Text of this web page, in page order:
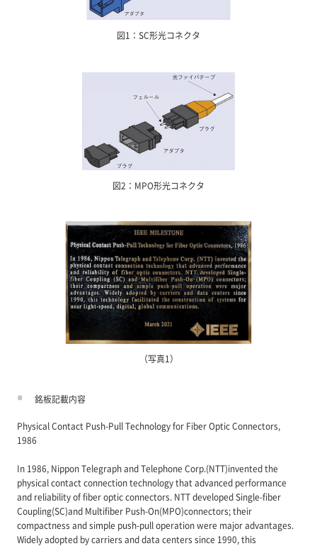
図1：SC形光コネクタ
図2：MPO形光コネクタ
（写真1）
※ 銘板記載内容
Physical Contact Push-Pull Technology for Fiber Optic Connectors,
1986
In 1986, Nippon Telegraph and Telephone Corp.(NTT)invented the
physical contact connection technology that advanced performance
and reliability of fiber optic connectors. NTT developed Single-fiber
Coupling(SC)and Multifiber Push-On(MPO)connectors; their
compactness and simple push-pull operation were major advantages.
Widely adopted by carriers and data centers since 1990, this